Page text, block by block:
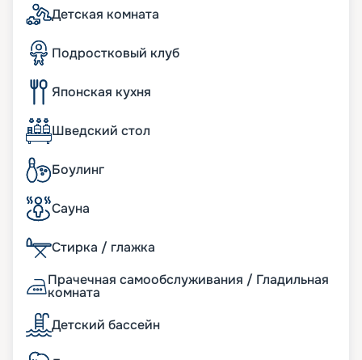
суши с собой. Предусмотрено и детское меню.
При желании вы можете заказать еду в каюту.
Детская комната
Подростковый клуб
Японская кухня
Шведский стол
Боулинг
Сауна
Стирка / глажка
Прачечная самообслуживания / Гладильная
комната
Детский бассейн